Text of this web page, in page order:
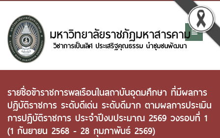
รายชื่อข้าราชการพลเรือนในสถาบันอุดมศึกษา ที่มีผลการ
ปฏิบัติราชการ ระดับดีเด่น ระดับดีมาก ตามผลการประเมิน
การปฏิบัติราชการ ประจำปีงบประมาณ 2569 วงรอบที่ 1
(1 กันยายน 2568 - 28 กุมภาพันธ์ 2569)